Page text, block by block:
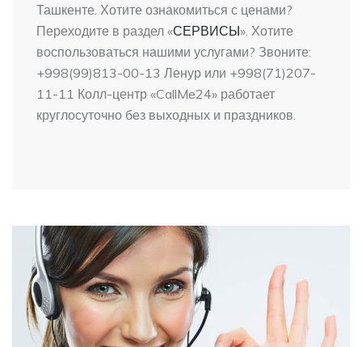
Ташкенте. Хотите ознакомиться с ценами?
Переходите в раздел «СЕРВИСЫ». Хотите
воспользоваться нашими услугами? Звоните:
+998(99)813-00-13 Ленур или +998(71)207-
11-11 Колл-центр «CallMe24» работает
круглосуточно без выходных и праздников.